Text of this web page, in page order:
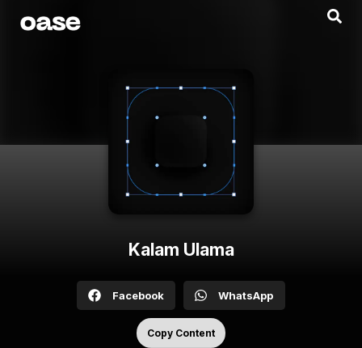
Kalam Ulama
Facebook WhatsApp
Copy Content